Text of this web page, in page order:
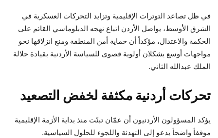
في ظل تصاعد التوترات الإقليمية وتزايد التحركات العسكرية في
الشرق الأوسط، يواصل الأردن اتباع نهجه الدبلوماسي القائم على
الحكمة والاعتدال، مؤكداً أن حماية أمن المنطقة ومنع انزلاقها نحو
مواجهات أوسع يشكلان أولوية قصوى للسياسة الأردنية بقيادة جلالة
الملك عبدالله الثاني.
تحركات أردنية مكثفة لخفض التصعيد
يؤكد المسؤولون الأردنيون أن عمّان تبنّت منذ بداية الأزمة الإقليمية
موقفاً واضحاً يدعو إلى التهدئة واللجوء للحلول السياسية.